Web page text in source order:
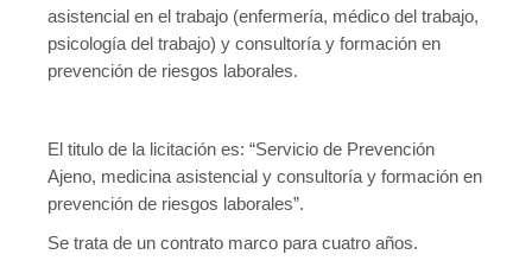
asistencial en el trabajo (enfermería, médico del trabajo,
psicología del trabajo) y consultoría y formación en
prevención de riesgos laborales.
El titulo de la licitación es: “Servicio de Prevención
Ajeno, medicina asistencial y consultoría y formación en
prevención de riesgos laborales”.
Se trata de un contrato marco para cuatro años.